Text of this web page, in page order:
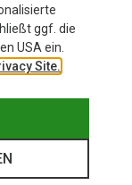
ggf. die
USA ein.
Site.